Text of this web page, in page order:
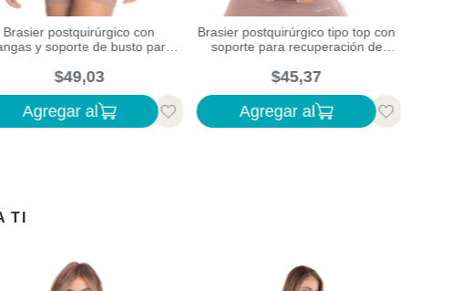
Brasier postquirúrgico con
y soporte de busto para
$49,03
Agregar al
Brasier postquirúrgico tipo top con
soporte para recuperación de
$45,37
Agregar al
TI